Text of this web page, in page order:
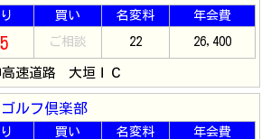
買い 名変料 年会費
ご相談 22 26,400
速道路 大垣ＩＣ
ルフ倶楽部
買い 名変料 年会費